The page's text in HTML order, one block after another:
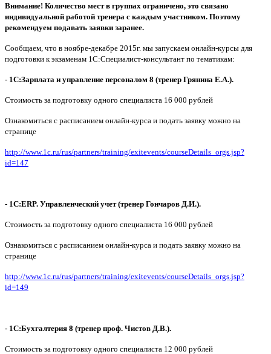
Внимание! Количество мест в группах ограничено, это связано
индивидуальной работой тренера с каждым участником. Поэтому
рекомендуем подавать заявки заранее.
Сообщаем, что в ноябре-декабре 2015г. мы запускаем онлайн-курсы для
подготовки к экзаменам 1С:Специалист-консультант по тематикам:
- 1С:Зарплата и управление персоналом 8 (тренер Грянина Е.А.).
Стоимость за подготовку одного специалиста 16 000 рублей
Ознакомиться с расписанием онлайн-курса и подать заявку можно на
странице
http://www.1c.ru/rus/partners/training/exitevents/courseDetails_ orgs.jsp?
id=147
- 1С:ERP. Управленческий учет(тренер Гончаров Д.И.).
Стоимость за подготовку одного специалиста 16 000 рублей
Ознакомиться с расписанием онлайн-курса и подать заявку можно на
странице
http://www.1c.ru/rus/partners/training/exitevents/courseDetails_ orgs.jsp?
id=149
- 1С:Бухгалтерия 8 (тренер проф. Чистов Д.В.).
Стоимость за подготовку одного специалиста 12 000 рублей